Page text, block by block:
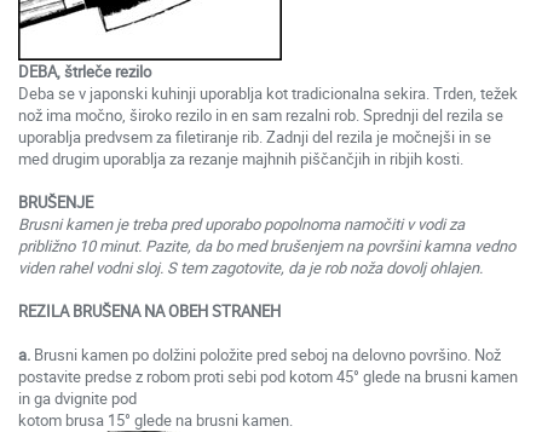
DEBA, štrleče rezilo
Deba se v japonski kuhinji uporablja kot tradicionalna sekira. Trden, težek
nož ima močno, široko rezilo in en sam rezalni rob. Sprednji del rezila se
uporablja predvsem za filetiranje rib. Zadnji del rezila je močnejši in se
med drugim uporablja za rezanje majhnih piščančjih in ribjih kosti.
BRUŠENJE
Brusni kamen je treba pred uporabo popolnoma namočiti v vodi za
približno 10 minut. Pazite, da bo med brušenjem na površini kamna vedno
viden rahel vodni sloj. S tem zagotovite, da je rob noža dovolj ohlajen.
REZILA BRUŠENA NA OBEH STRANEH
a. Brusni kamen po dolžini položite pred seboj na delovno površino. Nož
postavite predse z robom proti sebi pod kotom 45° glede na brusni kamen
in ga dvignite pod
kotom brusa 15° glede na brusni kamen.